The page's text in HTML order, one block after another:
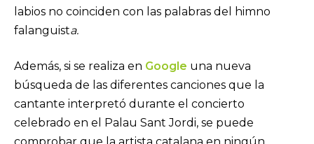
labios no coinciden con las palabras del himno
falanguista.
Además, si se realiza en Google una nueva
búsqueda de las diferentes canciones que la
cantante interpretó durante el concierto
celebrado en el Palau Sant Jordi, se puede